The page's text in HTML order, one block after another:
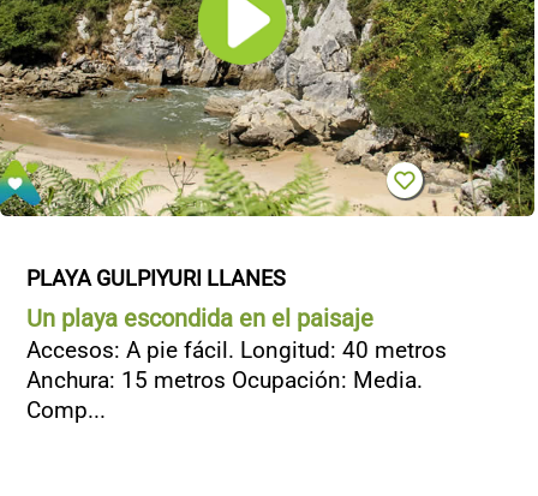
PLAYA GULPIYURI LLANES
Un playa escondida en el paisaje
Accesos: A pie fácil. Longitud: 40 metros
Anchura: 15 metros Ocupación: Media.
Comp...